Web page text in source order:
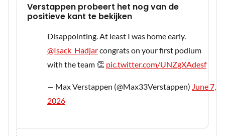
Verstappen probeert het nog van de
positieve kant te bekijken
Disappointing. At least I was home early.
@Isack_Hadjarcongrats on your first podium
with the team 👏 pic.twitter.com/UNZgXAdesf
— Max Verstappen (@Max33Verstappen) June 7,
2026